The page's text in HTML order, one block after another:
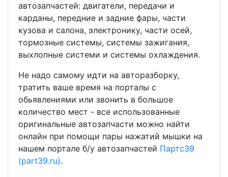
автозапчастей: двигатели, передачи и
карданы, передние и задние фары, части
кузова и салона, электронику, части осей,
тормозные системы, системы зажигания,
выхлопные системи и системы охлаждения.
Не надо самому идти на авторазборку,
тратить ваше время на порталы с
обьявлениями или звонить в большое
количество мест - все использованные
оригинальные автозапчасти можно найти
онлайн при помощи пары нажатий мышки на
нашем портале б/у автозапчастей Партс39
(part39.ru).